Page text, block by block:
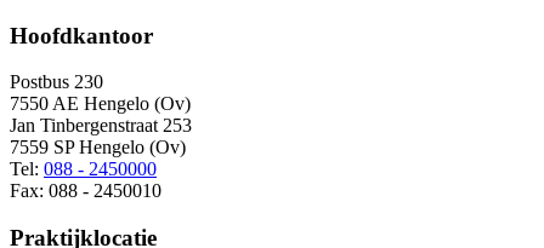
Hoofdkantoor
Postbus 230
7550 AE Hengelo (Ov)
Jan Tinbergenstraat 253
7559 SP Hengelo (Ov)
Tel: 088 - 2450000
Fax: 088 - 2450010
Praktijklocatie